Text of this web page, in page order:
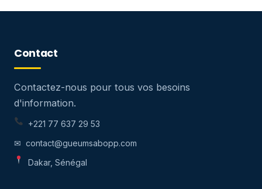
Contact
Contactez-nous pour tous vos besoins
d'information.
+221 77 637 29 53
✉ contact@gueumsabopp.com
Dakar, Sénégal